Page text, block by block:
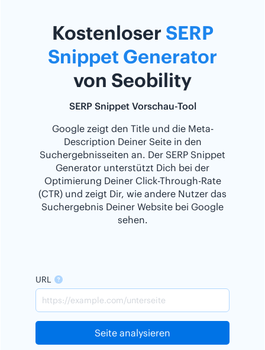
Kostenloser SERP
Snippet Generator
von Seobility
SERP Snippet Vorschau-Tool
Google zeigt den Title und die Meta-
Description Deiner Seite in den
Suchergebnisseiten an. Der SERP Snippet
Generator unterstützt Dich bei der
Optimierung Deiner Click-Through-Rate
(CTR) und zeigt Dir, wie andere Nutzer das
Suchergebnis Deiner Website bei Google
sehen.
URL
Seite analysieren